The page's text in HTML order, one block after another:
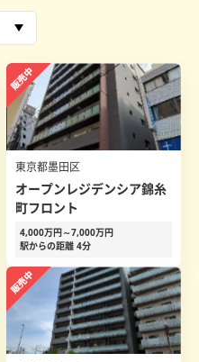
東京都墨田区
オープンレジデンシア錦糸
町フロント
4,000万円～7,000万円
駅からの距離 4分